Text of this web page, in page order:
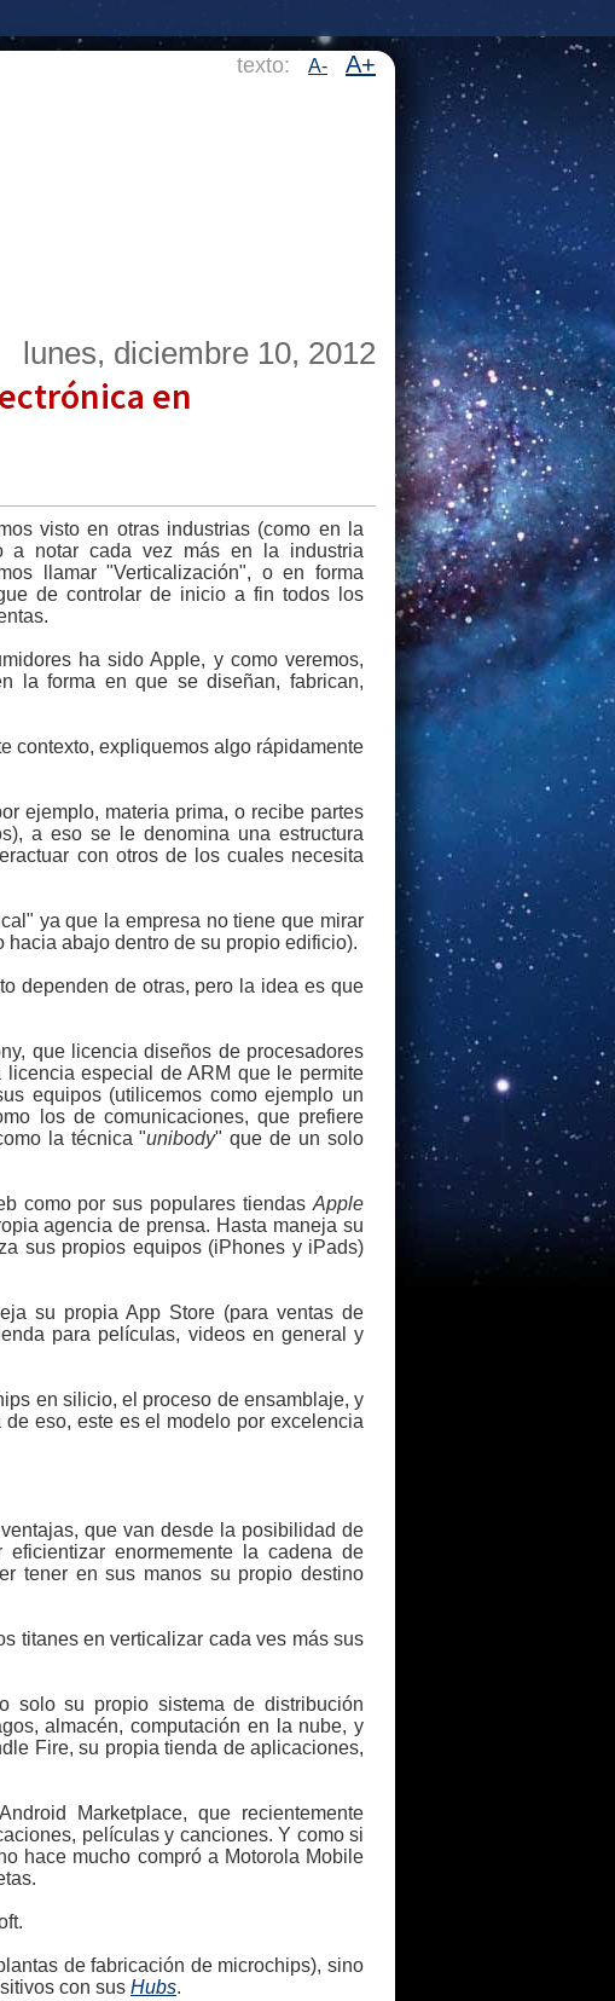
texto: A- A+
lunes, diciembre 10, 2012
en
visto en otras industrias (como en la
a notar cada vez más en la industria
llamar "Verticalización", o en forma
de controlar de inicio a fin todos los
ha sido Apple, y como veremos,
la forma en que se diseñan, fabrican,
contexto, expliquemos algo rápidamente
ejemplo, materia prima, o recibe partes
a eso se le denomina una estructura
con otros de los cuales necesita
ya que la empresa no tiene que mirar
abajo dentro de su propio edificio).
dependen de otras, pero la idea es que
que licencia diseños de procesadores
especial de ARM que le permite
equipos (utilicemos como ejemplo un
los de comunicaciones, que prefiere
la técnica "unibody" que de un solo
como por sus populares tiendas Apple
agencia de prensa. Hasta maneja su
sus propios equipos (iPhones y iPads)
su propia App Store (para ventas de
para películas, videos en general y
en silicio, el proceso de ensamblaje, y
eso, este es el modelo por excelencia
que van desde la posibilidad de
enormemente la cadena de
tener en sus manos su propio destino
titanes en verticalizar cada ves más sus
solo su propio sistema de distribución
almacén, computación en la nube, y
Fire, su propia tienda de aplicaciones,
Marketplace, que recientemente
películas y canciones. Y como si
hace mucho compró a Motorola Mobile
de fabricación de microchips), sino
con sus Hubs.